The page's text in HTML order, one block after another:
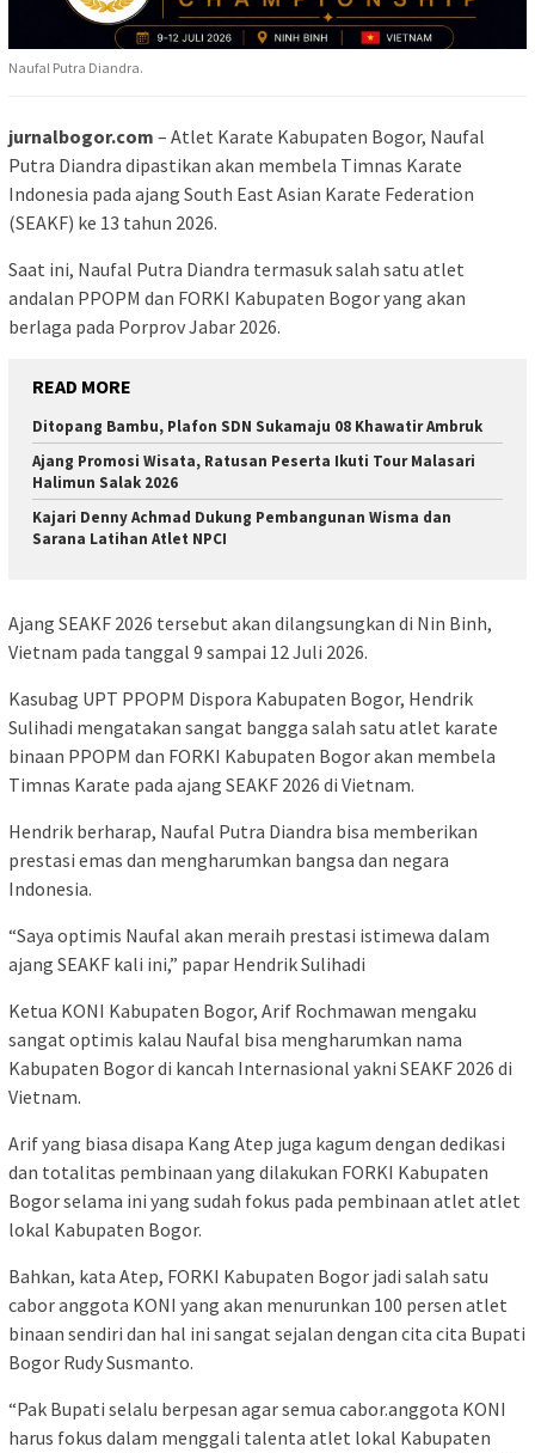
Naufal Putra Diandra.
jurnalbogor.com – Atlet Karate Kabupaten Bogor, Naufal
Putra Diandra dipastikan akan membela Timnas Karate
Indonesia pada ajang South East Asian Karate Federation
(SEAKF) ke 13 tahun 2026.
Saat ini, Naufal Putra Diandra termasuk salah satu atlet
andalan PPOPM dan FORKI Kabupaten Bogor yang akan
berlaga pada Porprov Jabar 2026.
READ MORE
Ditopang Bambu, Plafon SDN Sukamaju 08 Khawatir Ambruk
Ajang Promosi Wisata, Ratusan Peserta Ikuti Tour Malasari
Halimun Salak 2026
Kajari Denny Achmad Dukung Pembangunan Wisma dan
Sarana Latihan Atlet NPCI
Ajang SEAKF 2026 tersebut akan dilangsungkan di Nin Binh,
Vietnam pada tanggal 9 sampai 12 Juli 2026.
Kasubag UPT PPOPM Dispora Kabupaten Bogor, Hendrik
Sulihadi mengatakan sangat bangga salah satu atlet karate
binaan PPOPM dan FORKI Kabupaten Bogor akan membela
Timnas Karate pada ajang SEAKF 2026 di Vietnam.
Hendrik berharap, Naufal Putra Diandra bisa memberikan
prestasi emas dan mengharumkan bangsa dan negara
Indonesia.
“Saya optimis Naufal akan meraih prestasi istimewa dalam
ajang SEAKF kali ini,” papar Hendrik Sulihadi
Ketua KONI Kabupaten Bogor, Arif Rochmawan mengaku
sangat optimis kalau Naufal bisa mengharumkan nama
Kabupaten Bogor di kancah Internasional yakni SEAKF 2026 di
Vietnam.
Arif yang biasa disapa Kang Atep juga kagum dengan dedikasi
dan totalitas pembinaan yang dilakukan FORKI Kabupaten
Bogor selama ini yang sudah fokus pada pembinaan atlet atlet
lokal Kabupaten Bogor.
Bahkan, kata Atep, FORKI Kabupaten Bogor jadi salah satu
cabor anggota KONI yang akan menurunkan 100 persen atlet
binaan sendiri dan hal ini sangat sejalan dengan cita cita Bupati
Bogor Rudy Susmanto.
“Pak Bupati selalu berpesan agar semua cabor.anggota KONI
harus fokus dalam menggali talenta atlet lokal Kabupaten